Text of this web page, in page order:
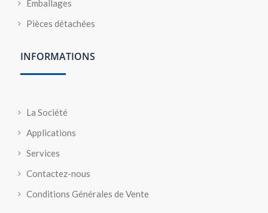
Emballages
Pièces détachées
INFORMATIONS
La Société
Applications
Services
Contactez-nous
Conditions Générales de Vente